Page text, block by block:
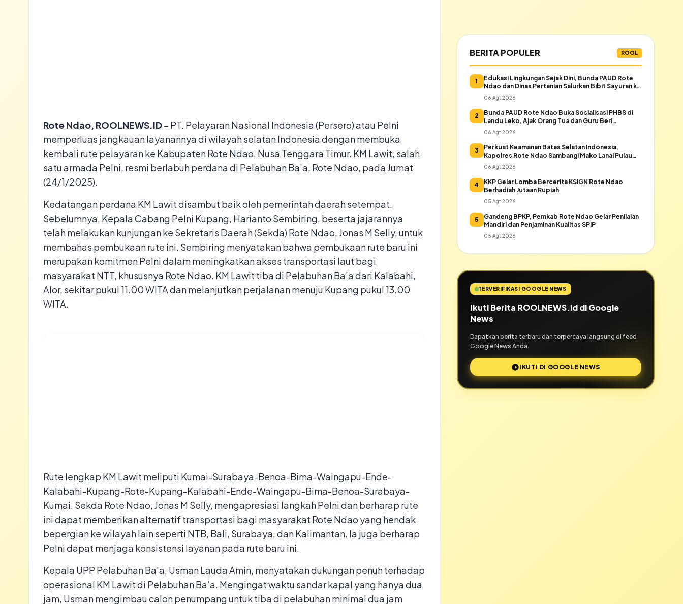
Rote Ndao, ROOLNEWS.ID– PT. Pelayaran Nasional Indonesia (Persero) atau Pelni
memperluas jangkauan layanannya di wilayah selatan Indonesia dengan membuka
kembali rute pelayaran ke Kabupaten Rote Ndao, Nusa Tenggara Timur. KM Lawit, salah
satu armada Pelni, resmi berlabuh perdana di Pelabuhan Ba’a, Rote Ndao, pada Jumat
(24/1/2025).
Kedatangan perdana KM Lawit disambut baik oleh pemerintah daerah setempat.
Sebelumnya, Kepala Cabang Pelni Kupang, Harianto Sembiring, beserta jajarannya
telah melakukan kunjungan ke Sekretaris Daerah (Sekda) Rote Ndao, Jonas M Selly, untuk
membahas pembukaan rute ini. Sembiring menyatakan bahwa pembukaan rute baru ini
merupakan komitmen Pelni dalam meningkatkan akses transportasi laut bagi
masyarakat NTT, khususnya Rote Ndao. KM Lawit tiba di Pelabuhan Ba’a dari Kalabahi,
Alor, sekitar pukul 11.00 WITA dan melanjutkan perjalanan menuju Kupang pukul 13.00
WITA.
Rute lengkap KM Lawit meliputi Kumai-Surabaya-Benoa-Bima-Waingapu-Ende-
Kalabahi-Kupang-Rote-Kupang-Kalabahi-Ende-Waingapu-Bima-Benoa-Surabaya-
Kumai. Sekda Rote Ndao, Jonas M Selly, mengapresiasi langkah Pelni dan berharap rute
ini dapat memberikan alternatif transportasi bagi masyarakat Rote Ndao yang hendak
bepergian ke wilayah lain seperti NTB, Bali, Surabaya, dan Kalimantan. Ia juga berharap
Pelni dapat menjaga konsistensi layanan pada rute baru ini.
Kepala UPP Pelabuhan Ba’a, Usman Lauda Amin, menyatakan dukungan penuh terhadap
operasional KM Lawit di Pelabuhan Ba’a. Mengingat waktu sandar kapal yang hanya dua
jam, Usman mengimbau calon penumpang untuk tiba di pelabuhan minimal dua jam
BERITA POPULER ROOL
1
Edukasi Lingkungan Sejak Dini, Bunda PAUD Rote
Ndao dan Dinas Pertanian Salurkan Bibit Sayuran ke
Warga Daeloni
06 Agt 2026
2
Bunda PAUD Rote Ndao Buka Sosialisasi PHBS di
Landu Leko, Ajak Orang Tua dan Guru Beri
Keteladanan
06 Agt 2026
3
Perkuat Keamanan Batas Selatan Indonesia,
Kapolres Rote Ndao Sambangi Mako Lanal Pulau
Rote
06 Agt 2026
4
KKP Gelar Lomba Bercerita KSIGN Rote Ndao
Berhadiah Jutaan Rupiah
05 Agt 2026
5
Gandeng BPKP, Pemkab Rote Ndao Gelar Penilaian
Mandiri dan Penjaminan Kualitas SPIP
05 Agt 2026
TERVERIFIKASI GOOGLE NEWS
Ikuti Berita ROOLNEWS.id di Google
News
Dapatkan berita terbaru dan terpercaya langsung di feed
Google News Anda.
IKUTI DI GOOGLE NEWS